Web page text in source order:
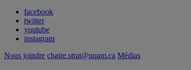
facebook
twitter
youtube
instagram
Nous joindre chaire.strat@uqam.ca Médias